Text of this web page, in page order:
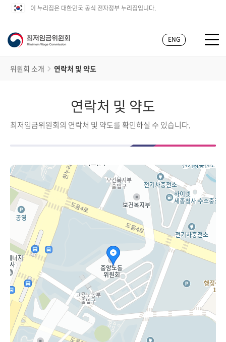
이 누리집은 대한민국 공식 전자정부 누리집입니다.
ENG
위원회 소개 연락처 및 약도
연락처 및 약도
최저임금위원회의 연락처 및 약도를 확인하실 수 있습니다.